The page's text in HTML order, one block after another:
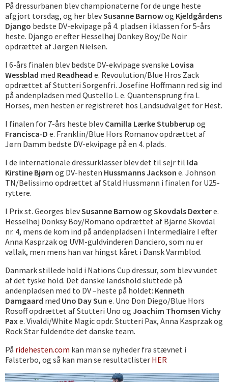
På dressurbanen blev championaterne for de unge heste
afgjort torsdag, og her blevSusanne Barnowog Kjeldgårdens
Django bedste DV-ekvipage på 4. pladsen i klassen for 5-års
heste. Django er efter Hesselhøj Donkey Boy/De Noir
opdrættet af Jørgen Nielsen.
I 6-års finalen blev bedste DV-ekvipage svenske Lovisa
Wessblad med Readhead e. Revoulution/Blue Hros Zack
opdrættet af Stutteri Sorgenfri. Josefine Hoffmann red sig ind
på andenpladsen med Qustello L e. Quantensprung fra L
Horses, men hesten er registreret hos Landsudvalget for Hest.
I finalen for 7-års heste blevCamilla Lærke Stubberup og
Francisca-D e. Franklin/Blue Hors Romanov opdrættet af
Jørn Damm bedste DV-ekvipage på en 4. plads.
I de internationale dressurklasser blev det til sejr til Ida
Kirstine Bjørn og DV-hesten Hussmanns Jackson e. Johnson
TN/Belissimo opdrættet af Stald Hussmann i finalen for U25-
ryttere.
I Prix st. Georges blevSusanne Barnowog Skovdals Dextere.
Hesselhøj Donksy Boy/Romano opdrættet af Bjarne Skovdal
nr. 4, mens de kom ind på andenpladsen i Intermediaire I efter
Anna Kasprzak og UVM-guldvinderen Danciero, som nu er
vallak, men mens han var hingst kåret i Dansk Varmblod.
Danmark stillede hold i Nations Cup dressur, som blev vundet
af det tyske hold. Det danske landshold sluttede på
andenpladsen med to DV –heste på holdet: Kenneth
Damgaard med Uno Day Sun e. Uno Don Diego/Blue Hors
Rosoff opdrættet af Stutteri Uno og Joachim Thomsen Vichy
Paxe. Vivaldi/White Magic opdr. Stutteri Pax, Anna Kasprzak og
Rock Star fuldendte det danske team.
På ridehesten.com kan man se nyheder fra stævnet i
Falsterbo, og så kan man se resultatlister HER